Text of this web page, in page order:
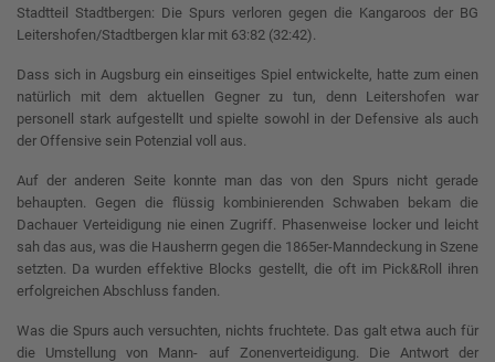
Stadtteil Stadtbergen: Die Spurs verloren gegen die Kangaroos der BG
Leitershofen/Stadtbergen klar mit 63:82 (32:42).
Dass sich in Augsburg ein einseitiges Spiel entwickelte, hatte zum einen
natürlich mit dem aktuellen Gegner zu tun, denn Leitershofen war
personell stark aufgestellt und spielte sowohl in der Defensive als auch
der Offensive sein Potenzial voll aus.
Auf der anderen Seite konnte man das von den Spurs nicht gerade
behaupten. Gegen die flüssig kombinierenden Schwaben bekam die
Dachauer Verteidigung nie einen Zugriff. Phasenweise locker und leicht
sah das aus, was die Hausherrn gegen die 1865er-Manndeckung in Szene
setzten. Da wurden effektive Blocks gestellt, die oft im Pick&Roll ihren
erfolgreichen Abschluss fanden.
Was die Spurs auch versuchten, nichts fruchtete. Das galt etwa auch für
die Umstellung von Mann- auf Zonenverteidigung. Die Antwort der